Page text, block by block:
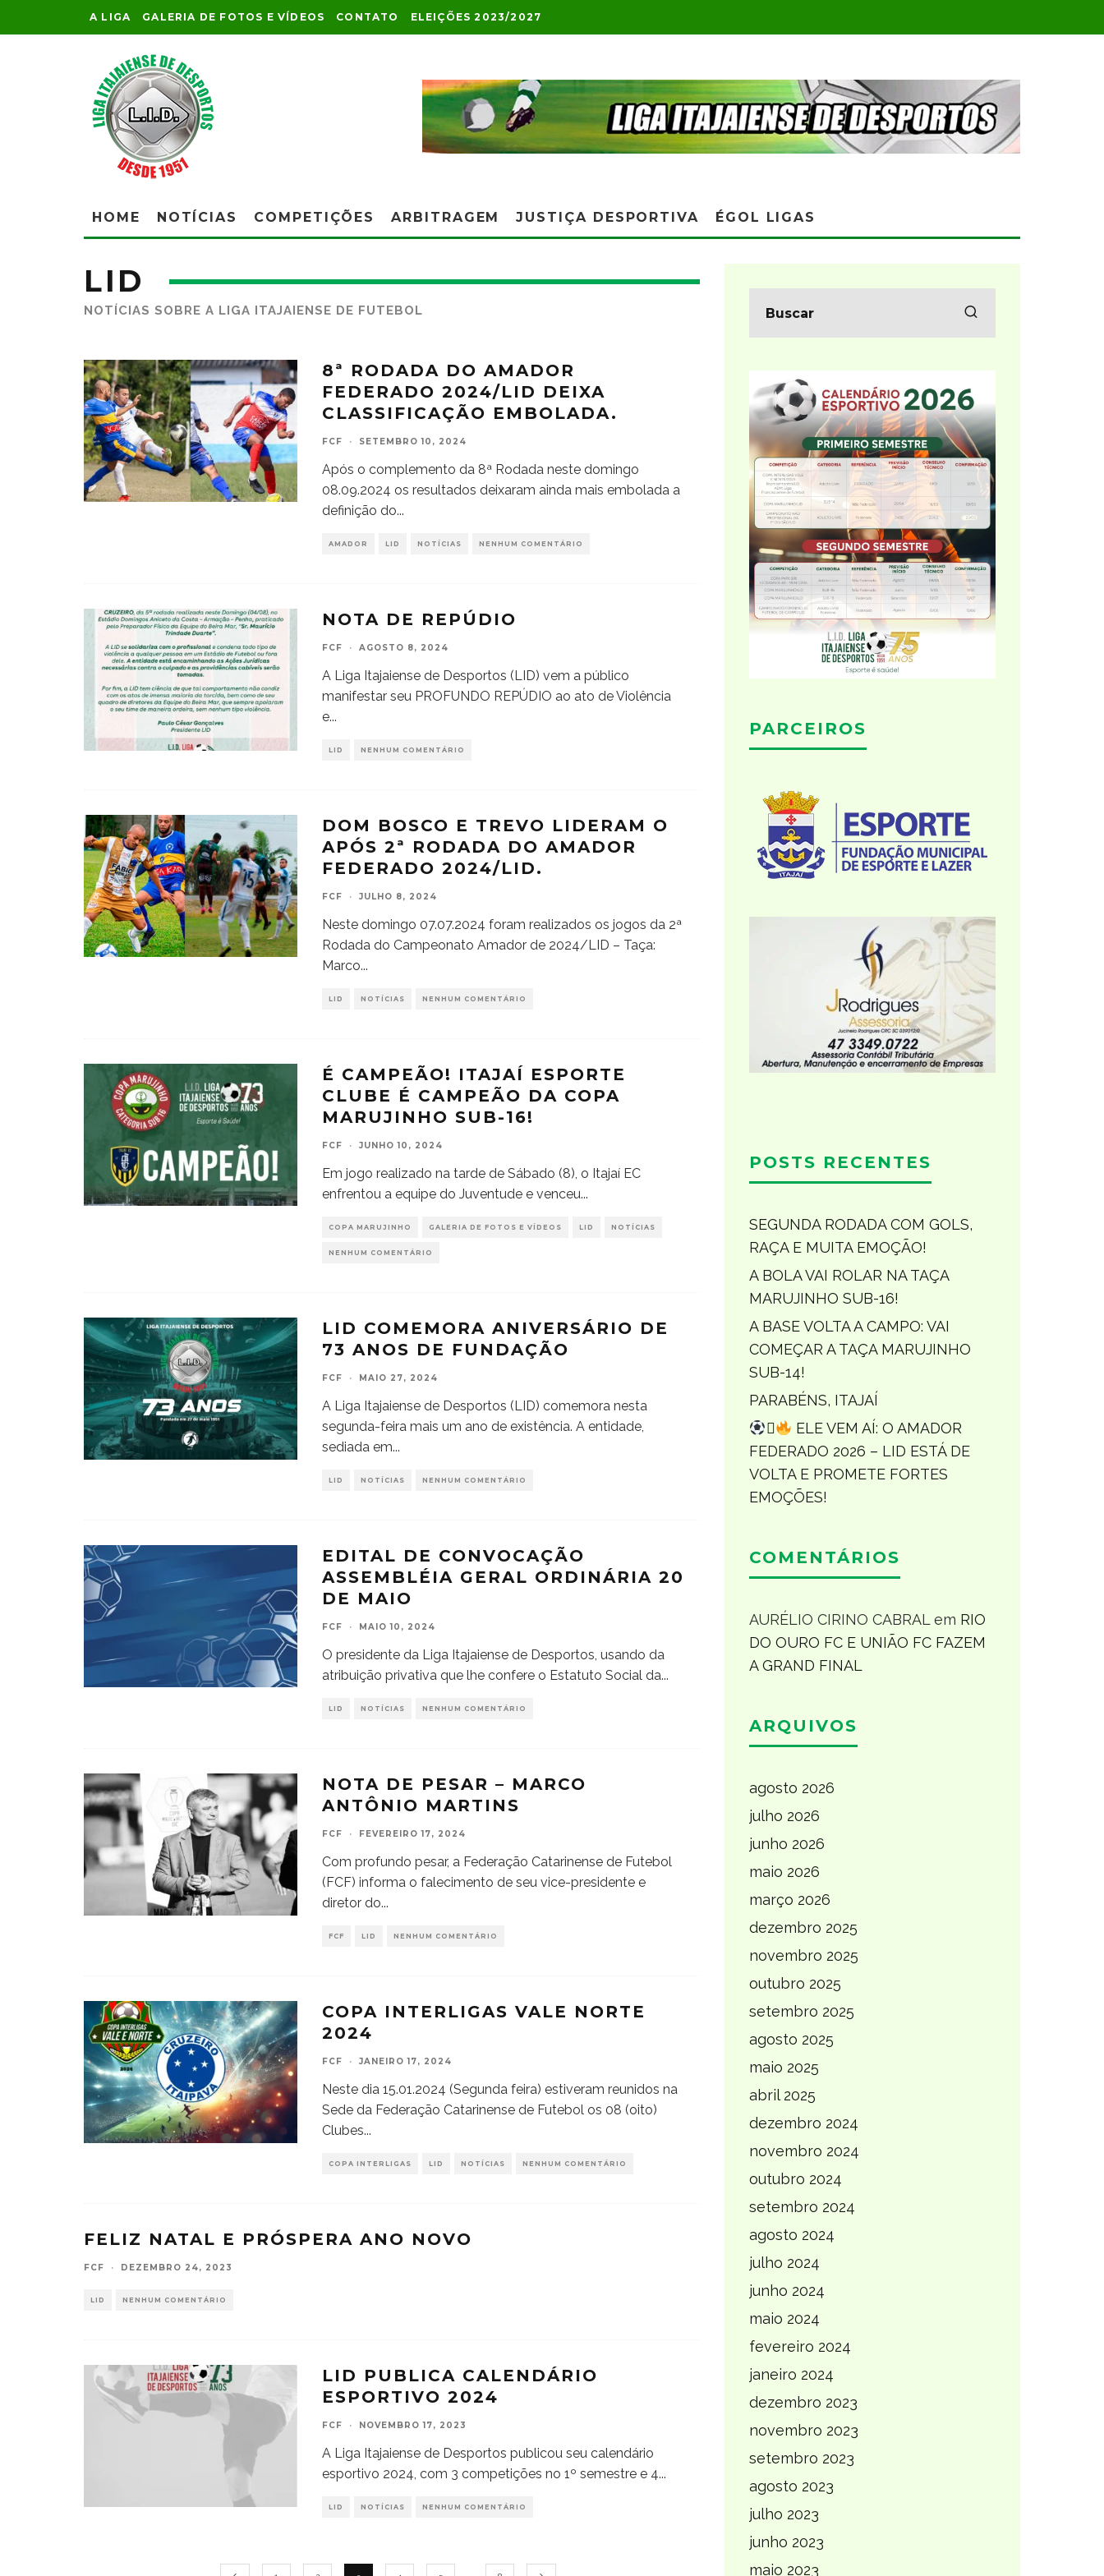
A LIGA GALERIA DE FOTOS E VÍDEOS CONTATO ELEIÇÕES 2023/2027
HOME NOTÍCIAS COMPETIÇÕES ARBITRAGEM JUSTIÇA DESPORTIVA ÉGOL LIGAS
LID
NOTÍCIAS SOBRE A LIGA ITAJAIENSE DE FUTEBOL
8ª RODADA DO AMADOR
FEDERADO 2024/LID DEIXA
CLASSIFICAÇÃO EMBOLADA.
FCF · SETEMBRO 10, 2024
Após o complemento da 8ª Rodada neste domingo
08.09.2024 os resultados deixaram ainda mais embolada a
definição do...
AMADOR LID NOTÍCIAS NENHUM COMENTÁRIO
NOTA DE REPÚDIO
FCF · AGOSTO 8, 2024
A Liga Itajaiense de Desportos (LID) vem a público
manifestar seu PROFUNDO REPÚDIO ao ato de Violência
e...
LID NENHUM COMENTÁRIO
DOM BOSCO E TREVO LIDERAM O
APÓS 2ª RODADA DO AMADOR
FEDERADO 2024/LID.
FCF · JULHO 8, 2024
Neste domingo 07.07.2024 foram realizados os jogos da 2ª
Rodada do Campeonato Amador de 2024/LID – Taça:
Marco...
LID NOTÍCIAS NENHUM COMENTÁRIO
É CAMPEÃO! ITAJAÍ ESPORTE
CLUBE É CAMPEÃO DA COPA
MARUJINHO SUB-16!
FCF · JUNHO 10, 2024
Em jogo realizado na tarde de Sábado (8), o Itajaí EC
enfrentou a equipe do Juventude e venceu...
COPA MARUJINHO GALERIA DE FOTOS E VÍDEOS LID NOTÍCIAS
NENHUM COMENTÁRIO
LID COMEMORA ANIVERSÁRIO DE
73 ANOS DE FUNDAÇÃO
FCF · MAIO 27, 2024
A Liga Itajaiense de Desportos (LID) comemora nesta
segunda-feira mais um ano de existência. A entidade,
sediada em...
LID NOTÍCIAS NENHUM COMENTÁRIO
EDITAL DE CONVOCAÇÃO
ASSEMBLÉIA GERAL ORDINÁRIA 20
DE MAIO
FCF · MAIO 10, 2024
O presidente da Liga Itajaiense de Desportos, usando da
atribuição privativa que lhe confere o Estatuto Social da...
LID NOTÍCIAS NENHUM COMENTÁRIO
NOTA DE PESAR – MARCO
ANTÔNIO MARTINS
FCF · FEVEREIRO 17, 2024
Com profundo pesar, a Federação Catarinense de Futebol
(FCF) informa o falecimento de seu vice-presidente e
diretor do...
FCF LID NENHUM COMENTÁRIO
COPA INTERLIGAS VALE NORTE
2024
FCF · JANEIRO 17, 2024
Neste dia 15.01.2024 (Segunda feira) estiveram reunidos na
Sede da Federação Catarinense de Futebol os 08 (oito)
Clubes...
COPA INTERLIGAS LID NOTÍCIAS NENHUM COMENTÁRIO
FELIZ NATAL E PRÓSPERA ANO NOVO
FCF · DEZEMBRO 24, 2023
LID NENHUM COMENTÁRIO
LID PUBLICA CALENDÁRIO
ESPORTIVO 2024
FCF · NOVEMBRO 17, 2023
A Liga Itajaiense de Desportos publicou seu calendário
esportivo 2024, com 3 competições no 1º semestre e 4...
LID NOTÍCIAS NENHUM COMENTÁRIO
PARCEIROS
POSTS RECENTES
SEGUNDA RODADA COM GOLS,
RAÇA E MUITA EMOÇÃO!
A BOLA VAI ROLAR NA TAÇA
MARUJINHO SUB-16!
A BASE VOLTA A CAMPO: VAI
COMEÇAR A TAÇA MARUJINHO
SUB-14!
PARABÉNS, ITAJAÍ

ELE VEM AÍ: O AMADOR
FEDERADO 2026 – LID ESTÁ DE
VOLTA E PROMETE FORTES
EMOÇÕES!
COMENTÁRIOS
AURÉLIO CIRINO CABRAL em RIO
DO OURO FC E UNIÃO FC FAZEM
A GRAND FINAL
ARQUIVOS
agosto 2026
julho 2026
junho 2026
maio 2026
março 2026
dezembro 2025
novembro 2025
outubro 2025
setembro 2025
agosto 2025
maio 2025
abril 2025
dezembro 2024
novembro 2024
outubro 2024
setembro 2024
agosto 2024
julho 2024
junho 2024
maio 2024
fevereiro 2024
janeiro 2024
dezembro 2023
novembro 2023
setembro 2023
agosto 2023
julho 2023
junho 2023
maio 2023